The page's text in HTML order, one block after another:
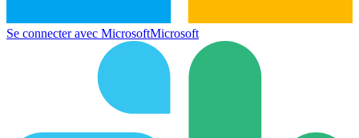
Se connecter avec MicrosoftMicrosoft